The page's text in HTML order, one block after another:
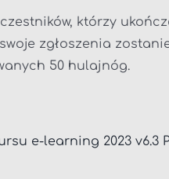
którzy
zgłoszenia
50 hulajnóg.
e-learning 2023 v6.3